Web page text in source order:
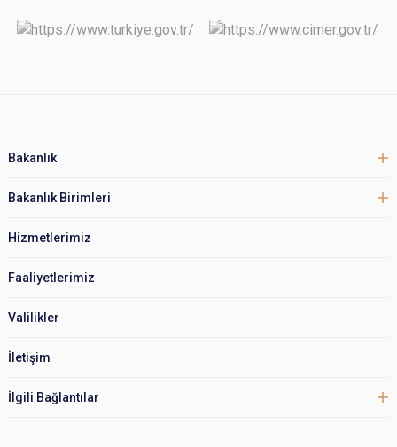
Bakanlık
Bakanlık Birimleri
Hizmetlerimiz
Faaliyetlerimiz
Valilikler
İletişim
İlgili Bağlantılar